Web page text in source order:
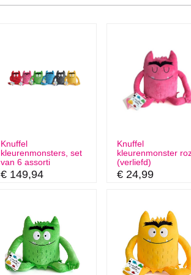
Knuffel
kleurenmonsters, set
van 6 assorti
€ 149,94
Knuffel
kleurenmonster
(verliefd)
€ 24,99